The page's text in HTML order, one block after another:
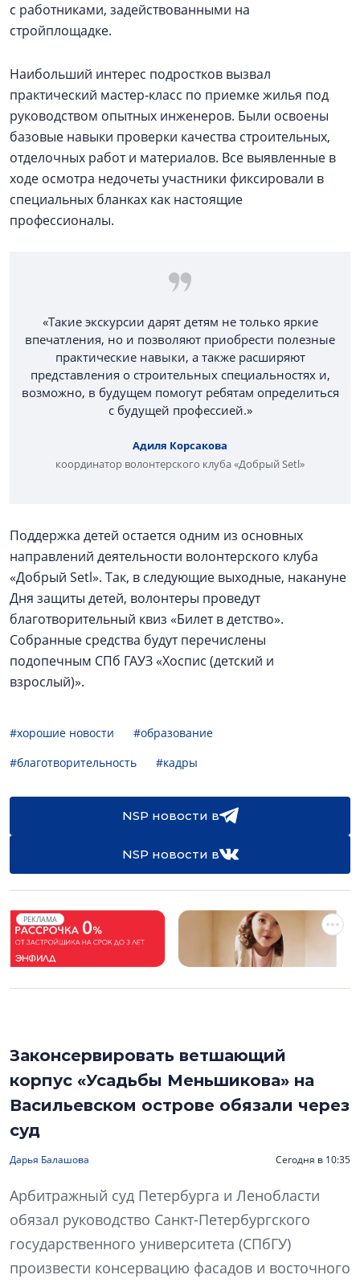
с работниками, задействованными на
стройплощадке.
Наибольший интерес подростков вызвал
практический мастер‑класс по приемке жилья под
руководством опытных инженеров. Были освоены
базовые навыки проверки качества строительных,
отделочных работ и материалов. Все выявленные в
ходе осмотра недочеты участники фиксировали в
специальных бланках как настоящие
профессионалы.
«Такие экскурсии дарят детям не только яркие
впечатления, но и позволяют приобрести полезные
практические навыки, а также расширяют
представления о строительных специальностях и,
возможно, в будущем помогут ребятам определиться
с будущей профессией.»
Адиля Корсакова
координатор волонтерского клуба «Добрый Setl»
Поддержка детей остается одним из основных
направлений деятельности волонтерского клуба
«Добрый Setl». Так, в следующие выходные, накануне
Дня защиты детей, волонтеры проведут
благотворительный квиз «Билет в детство».
Собранные средства будут перечислены
подопечным СПб ГАУЗ «Хоспис (детский и
взрослый)».
#хорошие новости
#образование
#благотворительность
#кадры
NSP новости в
NSP новости в
РЕКЛАМА
Законсервировать ветшающий
корпус «Усадьбы Меньшикова» на
Васильевском острове обязали через
суд
Дарья Балашова Сегодня в 10:35
Арбитражный суд Петербурга и Ленобласти
обязал руководство Санкт-Петербургского
государственного университета (СПбГУ)
произвести консервацию фасадов и восточного